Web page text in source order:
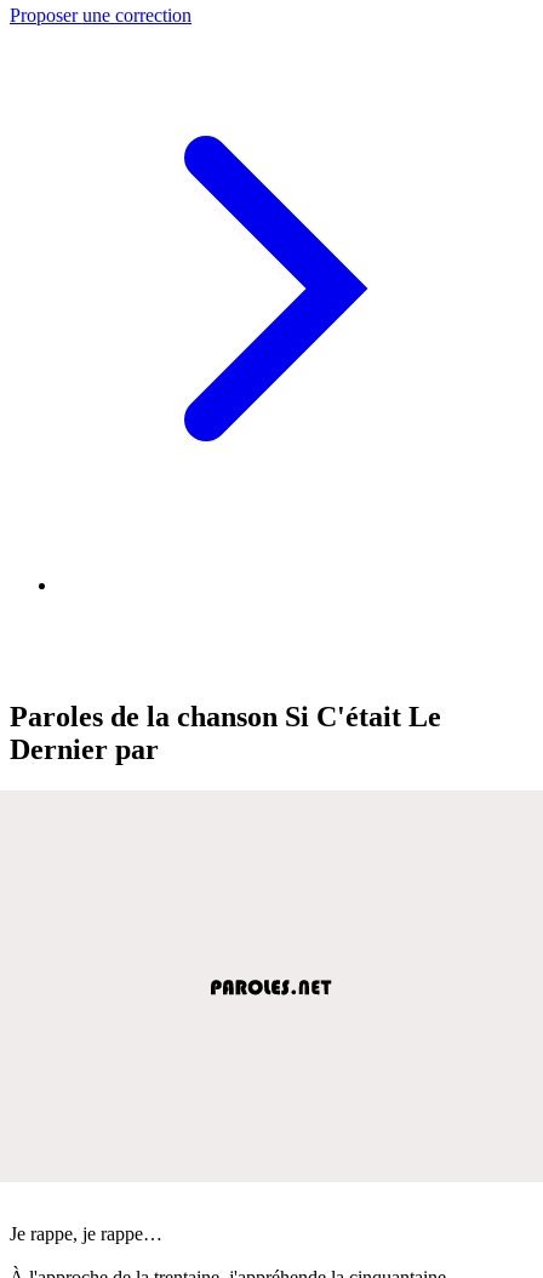
Proposer une correction
Paroles de la chanson Si C'était Le
Dernier par
Je rappe, je rappe…